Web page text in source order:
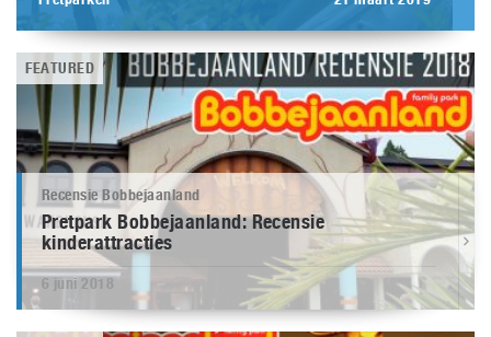
FEATURED
Recensie Bobbejaanland
Pretpark Bobbejaanland: Recensie
kinderattracties
6 juni 2018